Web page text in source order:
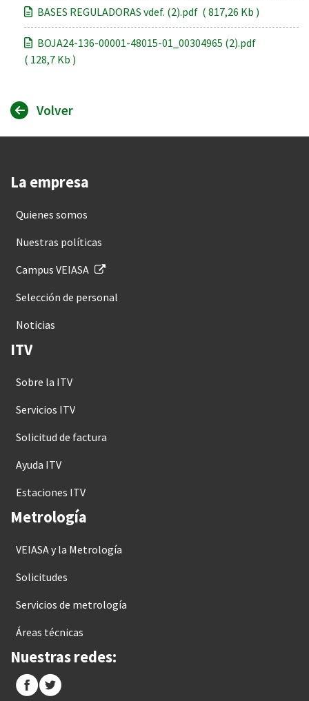
BASES REGULADORAS vdef. (2).pdf ( 817,26 Kb )
BOJA24-136-00001-48015-01_00304965 (2).pdf
( 128,7 Kb )
Volver
La empresa
Quienes somos
Nuestras políticas
Campus VEIASA
Selección de personal
Noticias
ITV
Sobre la ITV
Servicios ITV
Solicitud de factura
Ayuda ITV
Estaciones ITV
Metrología
VEIASA y la Metrología
Solicitudes
Servicios de metrología
Áreas técnicas
Nuestras redes: